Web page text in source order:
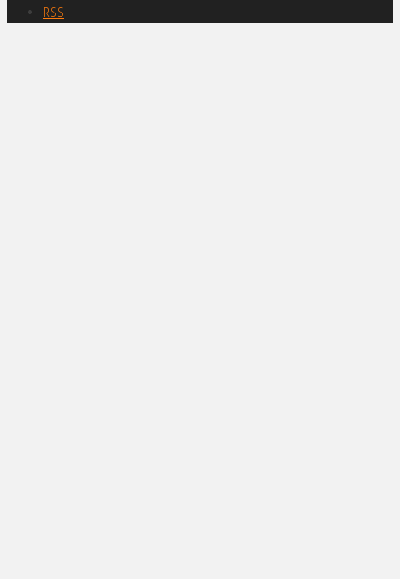
RSS